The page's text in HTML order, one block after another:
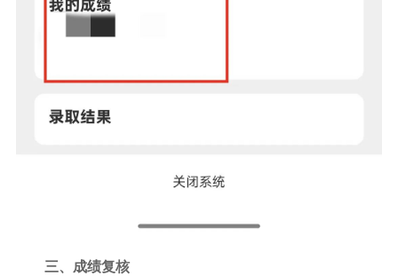
三、成绩复核